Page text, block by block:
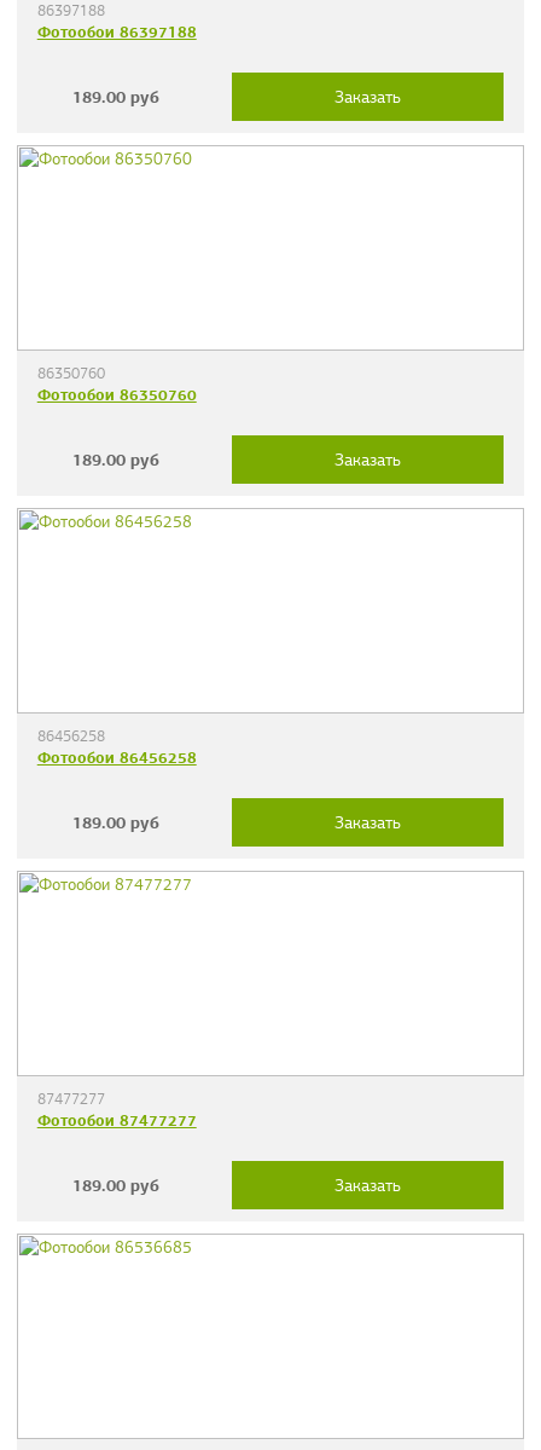
86397188
Фотообои 86397188
189.00 руб Заказать
86350760
Фотообои 86350760
189.00 руб Заказать
86456258
Фотообои 86456258
189.00 руб Заказать
87477277
Фотообои 87477277
189.00 руб Заказать